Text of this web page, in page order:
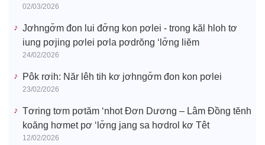
02/03/2026
Jơhngơ̆m đon lui đơ̆ng kon pơlei - trong kăl hloh tơ
iung pơjing pơlei pơla pơdrŏng ‘lơ̆ng liĕm
24/02/2026
Pôk rơih: Năr lêh tih kơ jơhngơ̆m đon kon pơlei
23/02/2026
Tơring tơm pơtăm ‘nhot Đơn Dương – Lâm Đồng tĕnh
koăng hơmet pơ ‘lơ̆ng jang sa hơdrol kơ Têt
12/02/2026